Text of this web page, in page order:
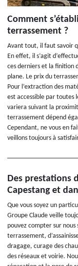
Comment
terrassement ?
Avant tout, il faut savoir
En effet, il s’agit
ces derniers et la finition
plane. Le prix du
Pour l’extraction des
est accessible par toutes
variera suivant la
terrassement dépend
Cependant, ne vous en
veillons toujours à
Des prestations
Capestang et
Que vous soyez un
Groupe Claude veille
pouvez compter sur
terrassement,
dragage, curage des
des réseaux et voirie.